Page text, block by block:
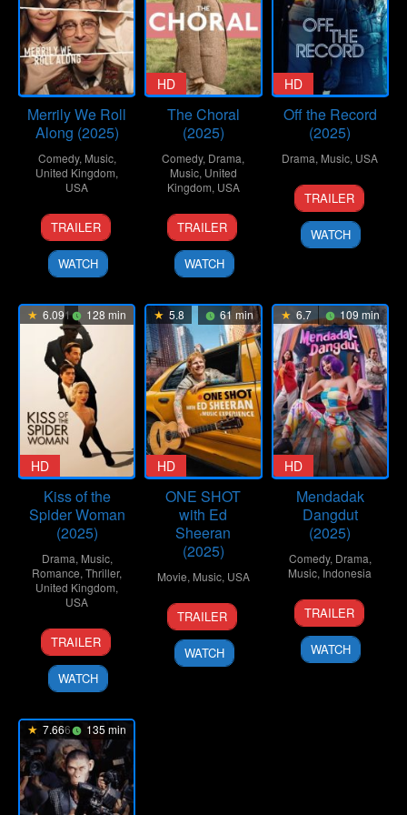
Merrily We Roll
Along (2025)
Comedy, Music,
United Kingdom,
USA
4
Dec
2025
Maria
Friedman
TRAILER
WATCH
HD
The Choral
(2025)
Comedy, Drama,
Music, United
Kingdom, USA
7
Nov
2025
Nicholas
Hytner
TRAILER
WATCH
HD
Off the Record
(2025)
Drama, Music, USA
2
May
2025
Kirsten
Foe
TRAILER
WATCH
6.091 128 min
HD
Kiss of the
Spider Woman
(2025)
Drama, Music,
Romance,Thriller,
United Kingdom,
USA
9
Oct
2025
Bill
Condon
TRAILER
WATCH
5.8 61 min
HD
ONE SHOT
with Ed
Sheeran
(2025)
Movie, Music, USA
19
Nov
2025
Philip
Barantini
TRAILER
WATCH
6.7 109 min
HD
Mendadak
Dangdut
(2025)
Comedy, Drama,
Music, Indonesia
29
Apr
2025
Monty
Tiwa
TRAILER
WATCH
7.666 135 min